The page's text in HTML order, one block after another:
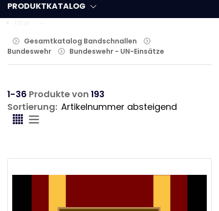
PRODUKTKATALOG
Gesamtkatalog Bandschnallen
Bundeswehr
Bundeswehr - UN-Einsätze
1-36 Produkte von 193
Sortierung: